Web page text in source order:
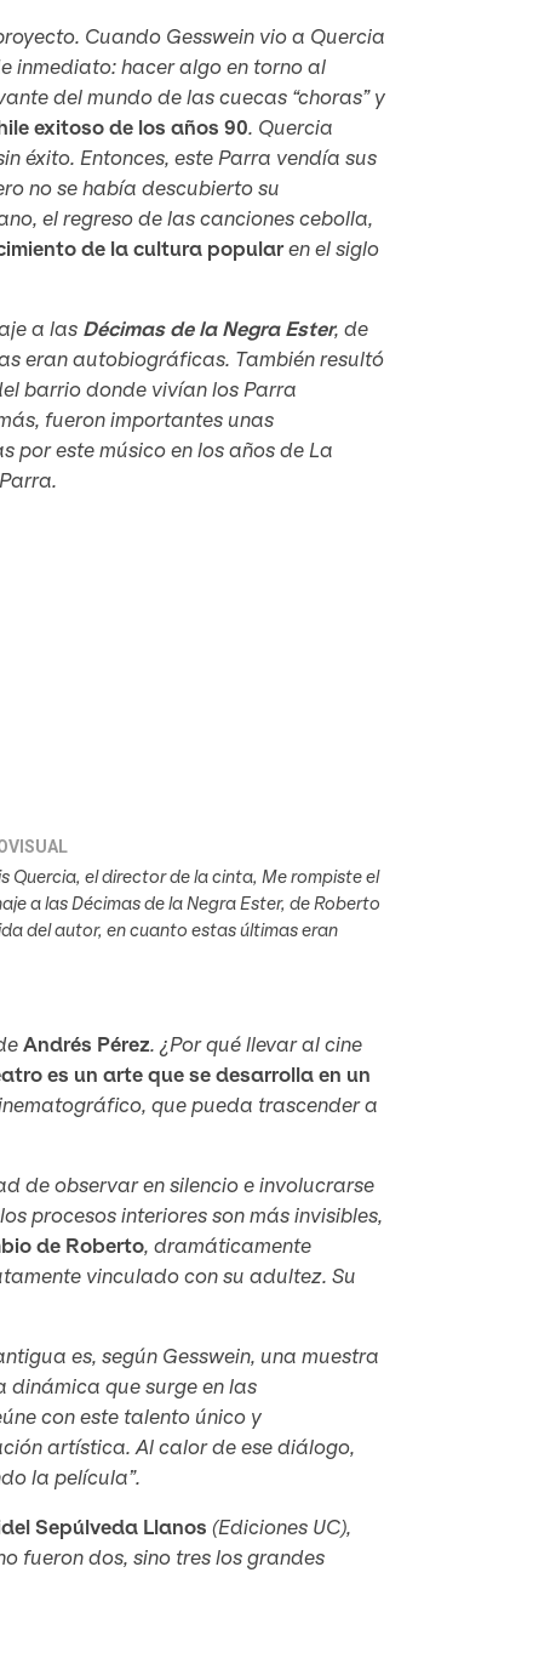
Cuando Gesswein vio a Quercia
inmediato: hacer algo en torno al
del mundo de las cuecas “choras” y
exitoso de los años 90. Quercia
éxito. Entonces, este Parra vendía sus
no se había descubierto su
el regreso de las canciones cebolla,
de la cultura popularen el siglo
a las Décimas de la NegraEster, de
eran autobiográficas. También resultó
barrio donde vivían los Parra
fueron importantes unas
por este músico en los años de La
Quercia, el director de la cinta, Me rompiste el
a las Décimas de la Negra Ester, de Roberto
del autor, en cuanto estas últimas eran
Andrés Pérez. ¿Por qué llevar al cine
es un arte que se desarrolla en un
que pueda trascender a
de observar en silencio e involucrarse
procesos interiores son más invisibles,
de Roberto, dramáticamente
vinculado con su adultez. Su
es, según Gesswein, una muestra
dinámica que surge en las
con este talento único y
artística. Al calor de ese diálogo,
la película”.
Sepúlveda Llanos (Ediciones UC),
fueron dos, sino tres los grandes